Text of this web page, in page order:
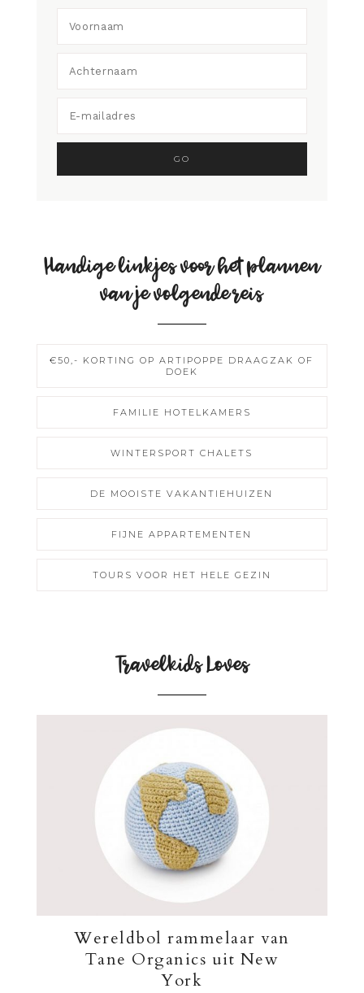
Handige linkjes voor het plannen
van je volgende reis
€50,- KORTING OP ARTIPOPPE DRAAGZAK OF
DOEK
FAMILIE HOTELKAMERS
WINTERSPORT CHALETS
DE MOOISTE VAKANTIEHUIZEN
FIJNE APPARTEMENTEN
TOURS VOOR HET HELE GEZIN
Travelkids Loves
Wereldbol rammelaar van
Tane Organics uit New
York